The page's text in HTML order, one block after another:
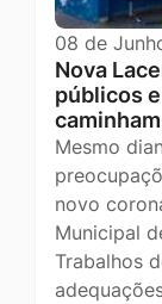
08 de
Nova
públicos
Mesmo
novo
Municipal
Trabalhos